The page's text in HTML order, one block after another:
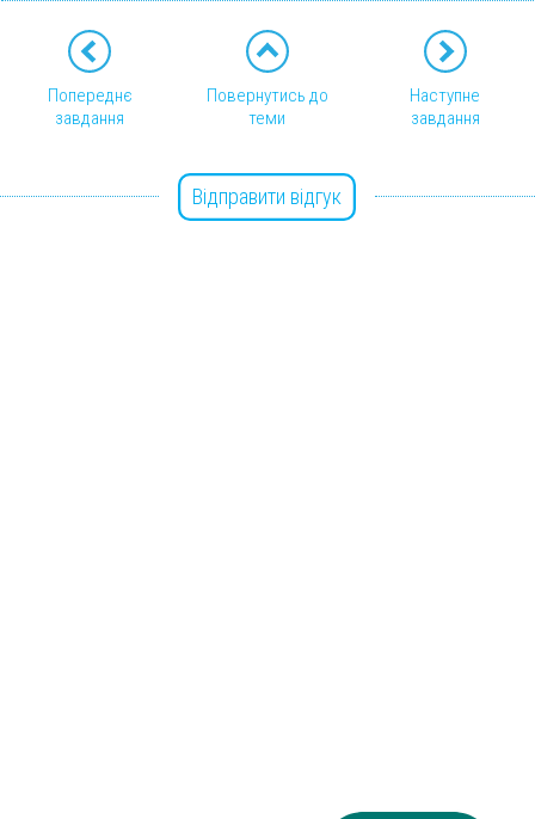
Попереднє
завдання
Повернутись до
теми
Наступне
завдання
Відправити відгук